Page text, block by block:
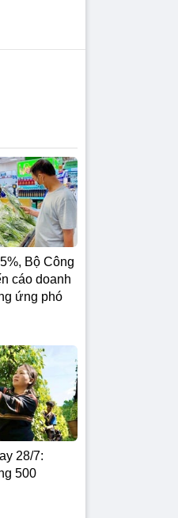
Bộ Công
cáo doanh
ứng phó
28/7:
500